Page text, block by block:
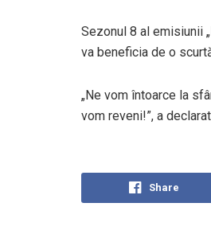
Sezonul 8 al emisiunii
va beneficia de o
„Ne vom întoarce la
vom reveni!”, a
Share